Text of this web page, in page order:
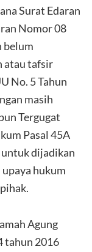
Surat Edaran
Nomor 08
belum
atau tafsir
No. 5 Tahun
masih
Tergugat
Pasal 45A
untuk dijadikan
hukum
Agung
tahun 2016